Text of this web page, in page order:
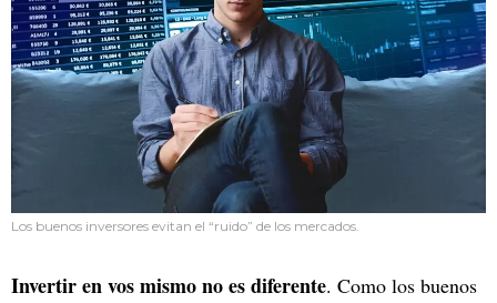
Los buenos inversores evitan el “ruido” de los mercados.
Invertir en vos mismo no es diferente. Como los buenos